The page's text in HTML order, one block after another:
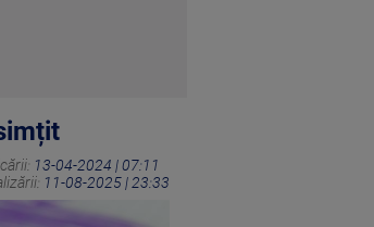
13-04-2024 | 07:11
11-08-2025 | 23:33